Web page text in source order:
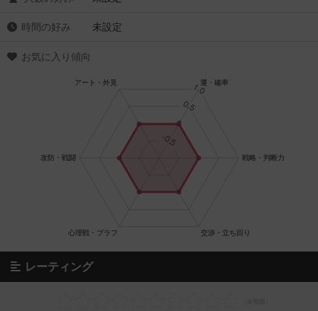
時間の好み 未設定
お気に入り傾向
レーティング